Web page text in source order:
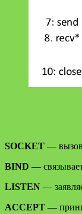
SOCKET — вызов
BIND —
LISTEN —
ACCEPT —